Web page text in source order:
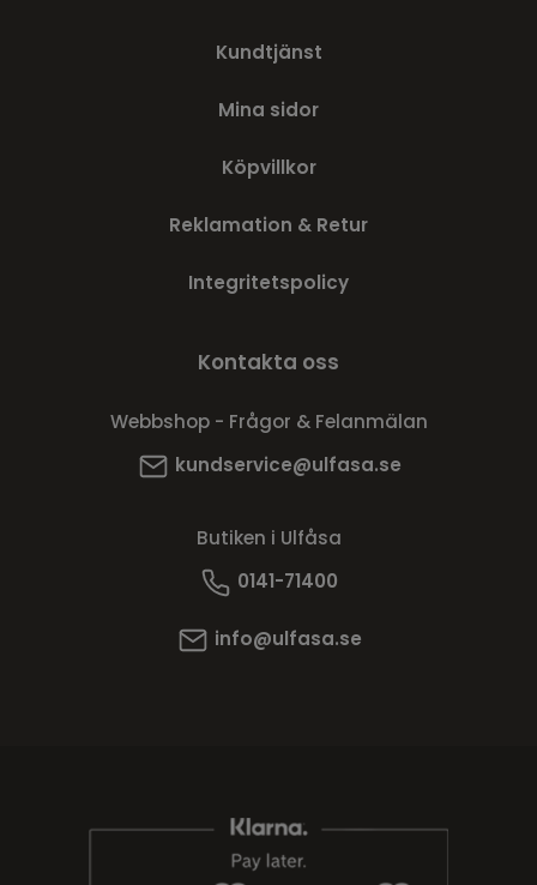
Kundtjänst
Mina sidor
Köpvillkor
Reklamation & Retur
Integritetspolicy
Kontakta oss
Webbshop - Frågor & Felanmälan
kundservice@ulfasa.se
Butiken i Ulfåsa
0141-71400
info@ulfasa.se